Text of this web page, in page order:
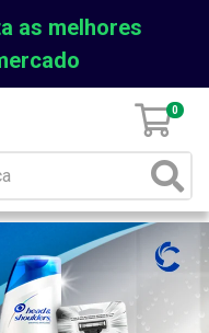
as melhores
0